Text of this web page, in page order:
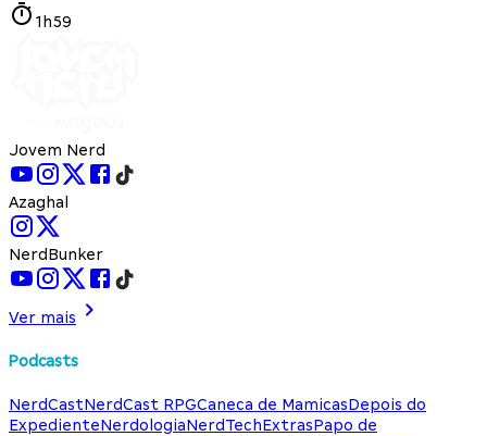
1h59
Jovem Nerd
Azaghal
NerdBunker
Ver mais
Podcasts
NerdCastNerdCast RPGCaneca de MamicasDepois do
ExpedienteNerdologiaNerdTechExtrasPapo de